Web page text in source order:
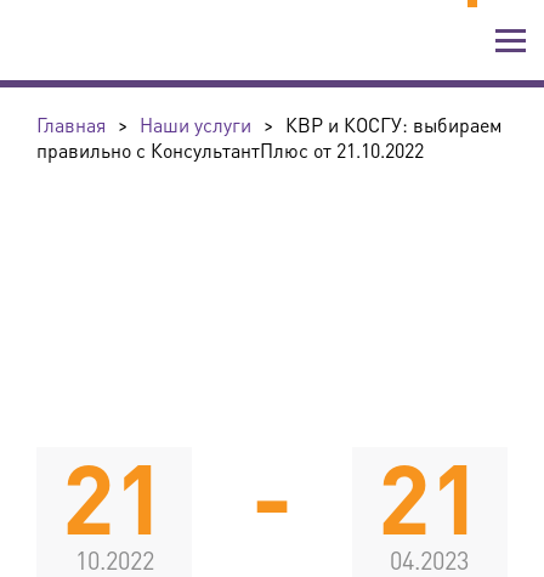
Главная > Наши услуги > КВР и КОСГУ: выбираем
правильно с КонсультантПлюс от 21.10.2022
21
10.2022
- 21
04.2023